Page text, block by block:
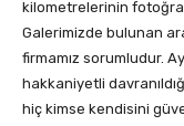
kilometrelerinin
Galerimizde bulunan
firmamız sorumludur.
hakkaniyetli
hiç kimse kendisini